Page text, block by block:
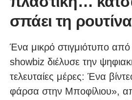
σπάει τη ρουτίνα
Ένα μικρό στιγμιότυπο από
showbiz διέλυσε την
τελευταίες μέρες: Ένα
φάρσα στην Μποφίλιου»,